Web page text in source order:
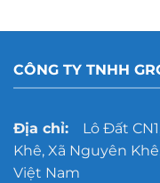
CÔNG TY TNHH
Địa chỉ:Lô Đất CN1,
Khê, Xã Nguyên
Việt Nam